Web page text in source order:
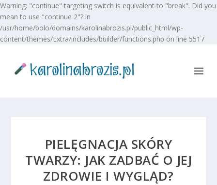
Warning: "continue" targeting switch is equivalent to "break". Did you
mean to use "continue 2"? in
/usr/home/bolo/domains/karolinabrozis.pl/public_html/wp-
content/themes/Extra/includes/builder/functions.php on line 5517
PIELĘGNACJA SKÓRY
TWARZY: JAK ZADBAĆ O JEJ
ZDROWIE I WYGLĄD?